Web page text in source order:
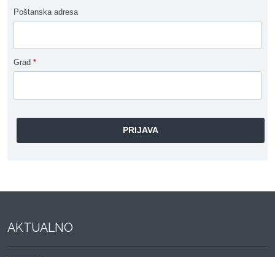
Poštanska adresa
Grad *
AKTUALNO